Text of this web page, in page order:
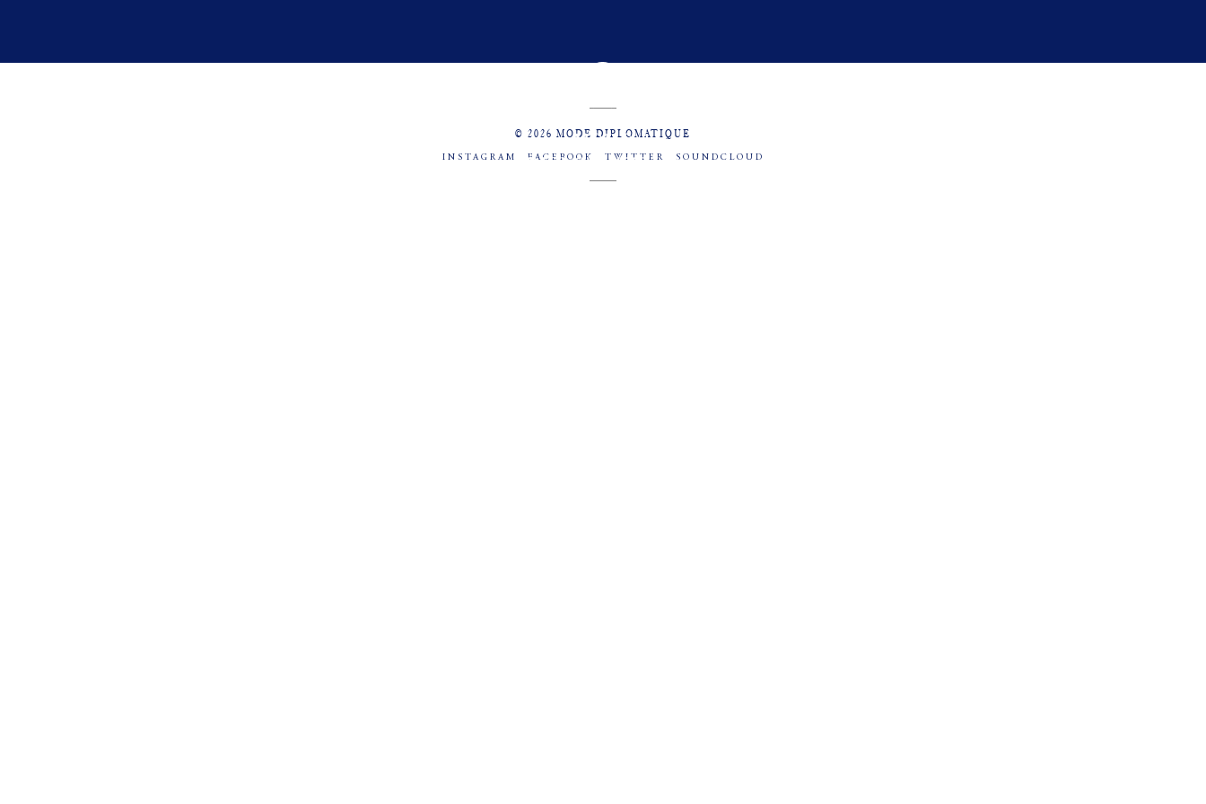
© 2026 MODE DIPLOMATIQUE
INSTAGRAM FACEBOOK TWITTER SOUNDCLOUD